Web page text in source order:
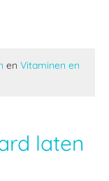
en Vitaminen en
laten